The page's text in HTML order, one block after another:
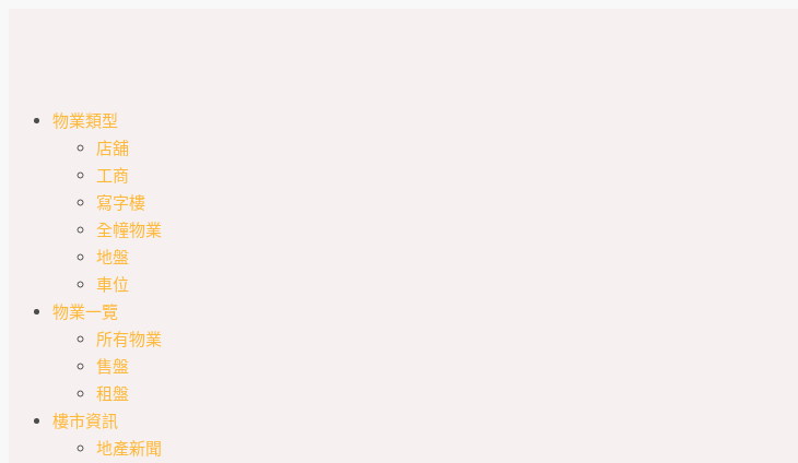
物業類型
店舖
工商
寫字樓
全幢物業
地盤
車位
物業一覽
所有物業
售盤
租盤
樓市資訊
地產新聞